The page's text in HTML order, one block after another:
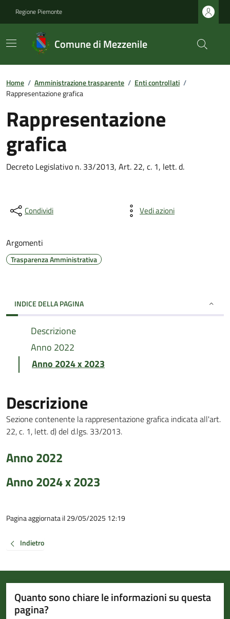
Regione Piemonte
Comune di Mezzenile
Home / Amministrazione trasparente / Enti controllati /
Rappresentazione grafica
Rappresentazione
grafica
Decreto Legislativo n. 33/2013, Art. 22, c. 1, lett. d.
Condividi Vedi azioni
Argomenti
Trasparenza Amministrativa
INDICE DELLA PAGINA
Descrizione
Anno 2022
Anno 2024 x 2023
Descrizione
Sezione contenente la rappresentazione grafica indicata all'art.
22, c. 1, lett. d) del d.lgs. 33/2013.
Anno 2022
Anno 2024 x 2023
Pagina aggiornata il 29/05/2025 12:19
Indietro
Quanto sono chiare le informazioni su questa
pagina?